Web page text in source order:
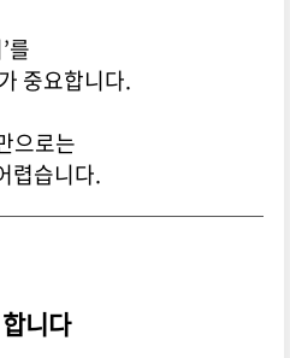
를
중요합니다.
으로는
렵습니다.
니다